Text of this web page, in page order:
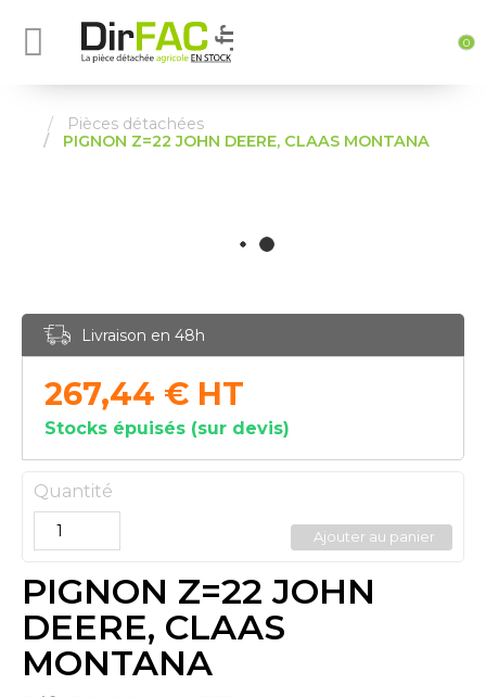
0
Pièces détachées
PIGNON Z=22 JOHN DEERE, CLAAS MONTANA
PIGNON Z=22 JOHN
DEERE, CLAAS
MONTANA
Livraison en 48h
267,44 € HT
Stocks épuisés (sur devis)
Quantité
Ajouter au panier